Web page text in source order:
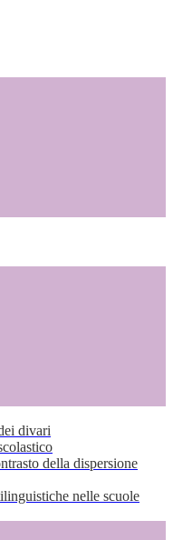
divari
della dispersione
nelle scuole